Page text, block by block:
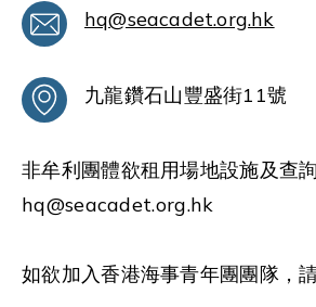
hq@seacadet.org.hk
九龍鑽石山豐盛街11號
非牟利團體欲租用場地設施及查
hq@seacadet.org.hk
如欲加入香港海事青年團團隊，